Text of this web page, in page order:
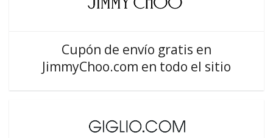
Cupón de envío gratis en
JimmyChoo.com en todo el sitio